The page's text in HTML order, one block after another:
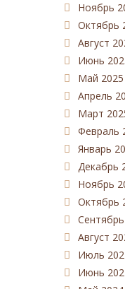
Ноябрь
Октябрь
Август
Июнь
Май 2025
Апрель
Март
Февраль
Январь
Декабрь
Ноябрь
Октябрь
Август
Июль
Июнь